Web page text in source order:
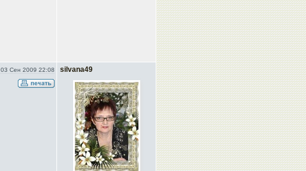
03 Сен 2009 22:08 silvana49